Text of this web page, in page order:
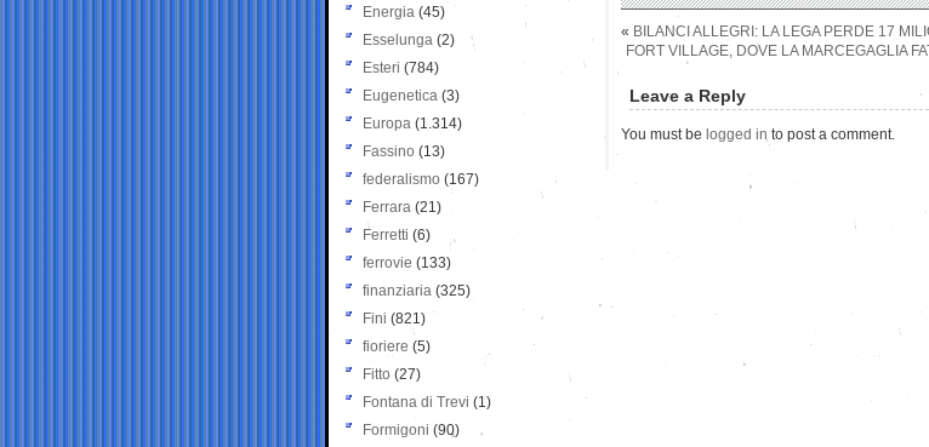
« BILANCI ALLEGRI: LA LEGA PERDE 17
FORT VILLAGE, DOVE LA MARCEGAGLIA
Leave a Reply
You must be logged in to post a comment.
Energia (45)
Esselunga (2)
Esteri (784)
Eugenetica (3)
Europa (1.314)
Fassino (13)
federalismo (167)
Ferrara (21)
Ferretti (6)
ferrovie (133)
finanziaria (325)
Fini (821)
fioriere (5)
Fitto (27)
Fontana di Trevi (1)
Formigoni (90)